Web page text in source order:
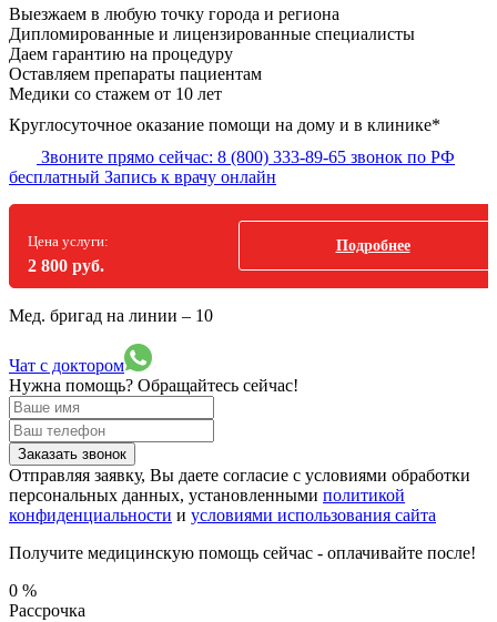
Выезжаем в любую точку города и региона
Дипломированные и лицензированные специалисты
Даем гарантию на процедуру
Оставляем препараты пациентам
Медики со стажем от 10 лет
Круглосуточное оказание помощи на дому и в клинике*
Звоните прямо сейчас: 8 (800) 333-89-65 звонок по РФ
бесплатный Запись к врачу онлайн
Цена услуги:
2 800 руб.
Подробнее
Мед. бригад на линии – 10
Чат с доктором
Нужна помощь? Обращайтесь сейчас!
Заказать звонок
Отправляя заявку, Вы даете согласие с условиями обработки
персональных данных, установленными политикой
конфиденциальности и условиями использования сайта
Получите медицинскую помощь сейчас - оплачивайте после!
0 %
Рассрочка